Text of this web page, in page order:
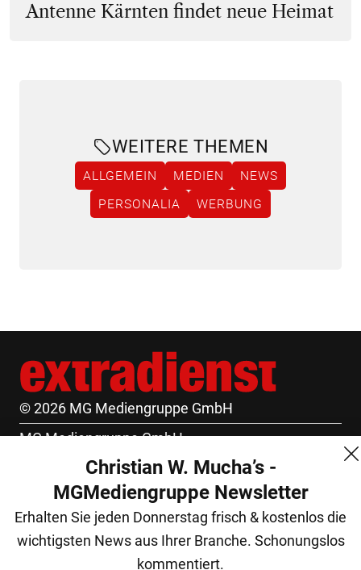
Antenne Kärnten findet neue Heimat
WEITERE THEMEN
ALLGEMEIN MEDIEN
NEWS
PERSONALIA
WERBUNG
© 2026 MG Mediengruppe GmbH
MG Mediengruppe GmbH
Burgring 1/7
1010 Wien
+43 (1) 522 14 14
office@mgmedien.at
Christian W. Mucha’s -
MGMediengruppe Newsletter
Erhalten Sie jeden Donnerstag frisch & kostenlos die
wichtigsten News aus Ihrer Branche. Schonungslos
kommentiert.